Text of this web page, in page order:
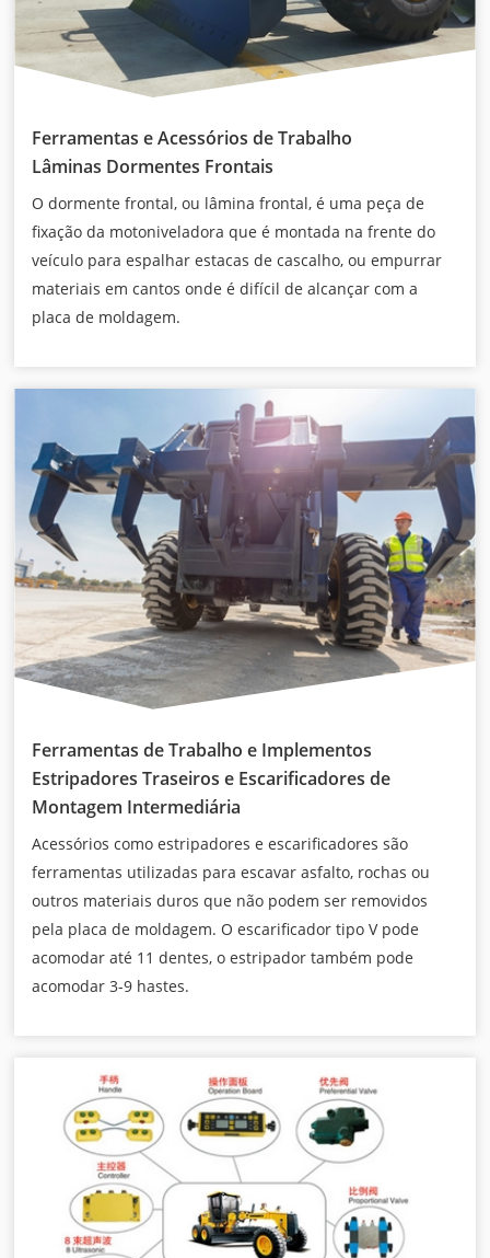
Ferramentas e Acessórios de Trabalho
Lâminas Dormentes Frontais
O dormente frontal, ou lâmina frontal, é uma peça de
fixação da motoniveladora que é montada na frente do
veículo para espalhar estacas de cascalho, ou empurrar
materiais em cantos onde é difícil de alcançar com a
placa de moldagem.
Ferramentas de Trabalho e Implementos
Estripadores Traseiros e Escarificadores de
Montagem Intermediária
Acessórios como estripadores e escarificadores são
ferramentas utilizadas para escavar asfalto, rochas ou
outros materiais duros que não podem ser removidos
pela placa de moldagem. O escarificador tipo V pode
acomodar até 11 dentes, o estripador também pode
acomodar 3-9 hastes.